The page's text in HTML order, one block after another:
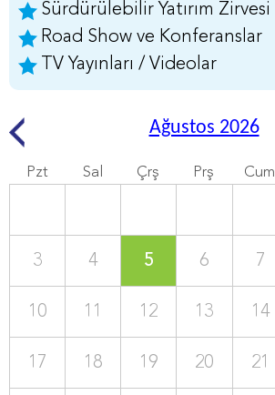
Sürdürülebilir Yatırım Zirvesi
Road Show ve Konferanslar
TV Yayınları / Videolar
Ağustos 2026
Pzt Sal Çrş Prş Cum
3 4 5 6 7
10 11 12 13 14
17 18 19 20 21